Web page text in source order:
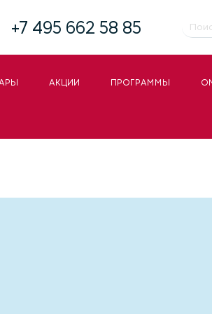
+7 495 662 58 85
АКЦИИ ПРОГРАММЫ